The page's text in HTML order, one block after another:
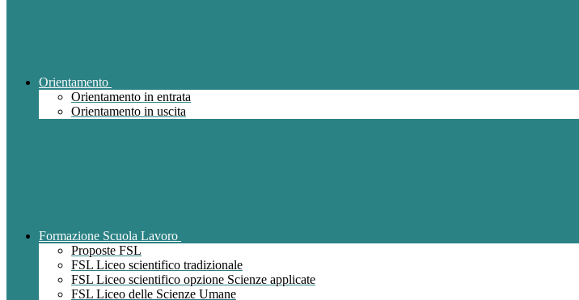
Orientamento
Orientamento in entrata
Orientamento in uscita
Formazione Scuola Lavoro
Proposte FSL
FSL Liceo scientifico tradizionale
FSL Liceo scientifico opzione Scienze applicate
FSL Liceo delle Scienze Umane